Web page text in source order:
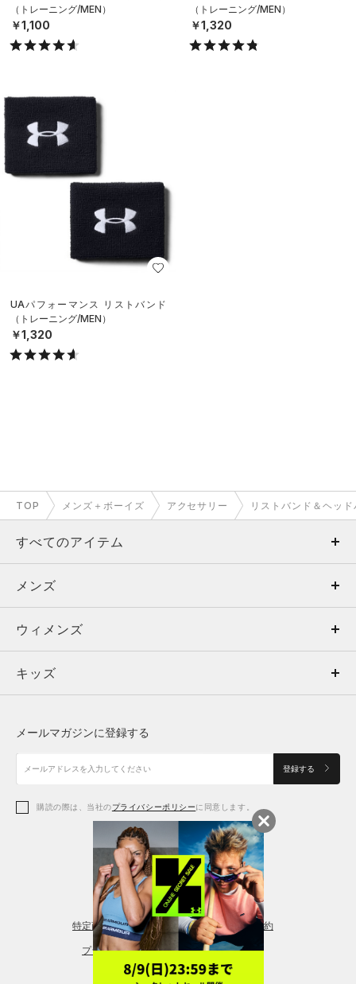
（トレーニング/MEN）
￥1,100
（トレーニング/MEN）
￥1,320
UAパフォーマンス リストバンド
（トレーニング/MEN）
￥1,320
TOP メンズ＋ボーイズ アクセサリー リストバンド＆ヘッ
すべてのアイテム
メンズ
ウィメンズ
キッズ
アクセサリー
メンズ
トップス
ボトムス
アクセサリー
ウィメンズ
トップス
シューズ
アクセサリー
レギンス＆タイツ
キッズ
シューズ
メールマガジンに登録する
登録する
購読の際は、当社のプライバシーポリシーに同意します。
特定商取引法に基づく通販の表記 会員規約
プライバシーポリシー